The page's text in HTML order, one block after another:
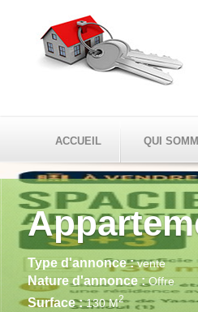
ACCUEIL QUI
Type d'annonce : vente
Nature d'annonce :Offre
Surface :130 M2